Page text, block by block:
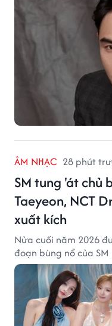
ÂM NHẠC 28 phút
SM tung 'át chủ
Taeyeon, NCT
xuất kích
Nửa cuối năm 2026
đoạn bùng nổ của